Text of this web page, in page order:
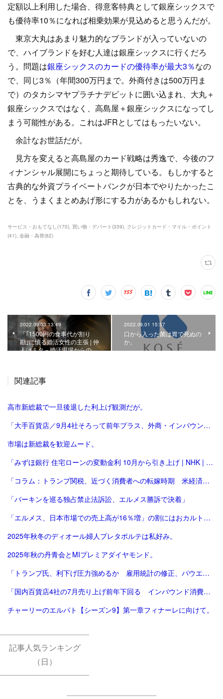
定額以上利用した場合、得意客特典として銀座シックスで
も優待率10％になれば相乗効果が見込めると思うんだが。
東京大丸はあまり魅力的なブランドが入っていないの
で、ハイブランドを好む人達は銀座シックスに行くだろ
う。問題は銀座シックスのカードの優待率が最大3％なの
で、同じ3％（年間300万円まで。外商付きは500万円ま
で）のタカシマヤプラチナデビットに囲い込まれ、大丸＋
銀座シックスではなく、高島屋＋銀座シックスになってし
まう可能性がある。これはJFRとしてはもったいない。
余計なお世話だが。
見方を変えると高島屋のカード戦略は秀逸で、今後のフ
ィナンシャル展開にちょっと期待している。もしかすると
古典的な外資プライベートバンクが日本でやりたかったこ
とを、うまくまとめあげ形にする力があるかもしれない。
サービス・おもてなし(170) 買い物・デパート(339) クレジットカード・マイル・ポイント
(41) 金融・為替(82)
2022.09.03 13:49
「｢1500円の食事代が割り
勘｣に憤る婚活女性の主張 | 仲
人はミタ－婚活現場からの…
2022.09.01 15:57
口から入った菌は胃で死ぬの
か。
関連記事
高市新総裁で一旦後退した利上げ観測だが。
「大手百貨店／9月4社そろって前年プラス、外商・インバウンド好調 | 流通ニュース」
市場は新総裁を歓迎ムード。
「みずほ銀行 住宅ローンの変動金利 10月から引き上げ | NHK | 金融」
「コラム：トランプ関税、近づく消費者への転嫁時期 米経済にどう影響 | ロイター」
「バーキンを巡る独占禁止法訴訟、エルメス勝訴で決着」
「エルメス、日本市場での売上高が16％増」の割にはおカルト系（笑）は減った気がする。
2025年秋冬のディオール婦人プレタポルテは私好み。
2025年秋の丹青会とMIプレミアダイヤモンド。
「トランプ氏、利下げ圧力強めるか 雇用統計の修正、パウエル氏に逆風 [トランプ再来][トランプ関税]：朝日新聞」
「国内百貨店4社の7月売り上げ前年下回る インバウンド消費減で | ロイター」
チャーリーのエルパト【シーズン9】第一章フィナーレに向けて。
記事人気ランキング
（日）